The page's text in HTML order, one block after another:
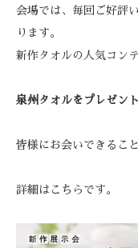
会場では、毎回ご好評
ります。
新作タオルの人気コン
泉州タオルをプレゼン
皆様にお会いできるこ
詳細はこちらです。